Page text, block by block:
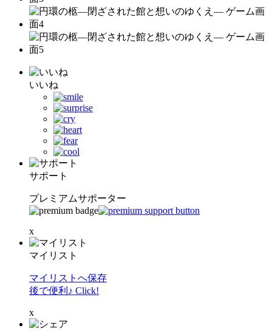
いいね
サポート
プレミアムサポーター
x
マイリスト
マイリストへ保存
後で便利♪ Click!
x